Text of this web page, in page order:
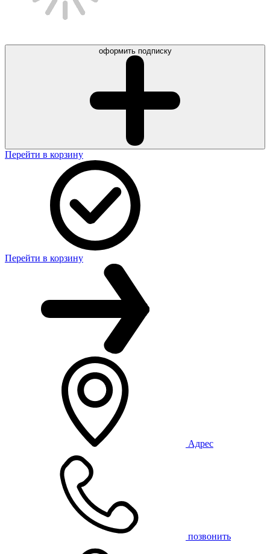
оформить подписку
Перейти в корзину
Перейти в корзину
Адрес
позвонить